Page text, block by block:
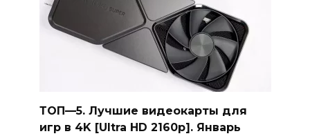
ТОП—5. Лучшие видеокарты для
игр в 4K [Ultra HD 2160p]. Январь